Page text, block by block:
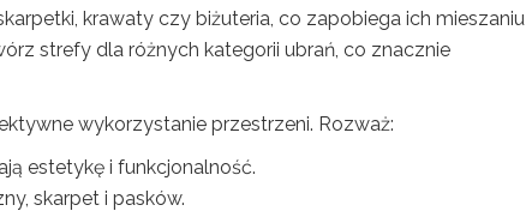
krawaty czy biżuteria, co zapobiega ich mieszaniu
strefy dla różnych kategorii ubrań, co znacznie
wykorzystanie przestrzeni. Rozważ:
estetykę i funkcjonalność.
skarpet i pasków.